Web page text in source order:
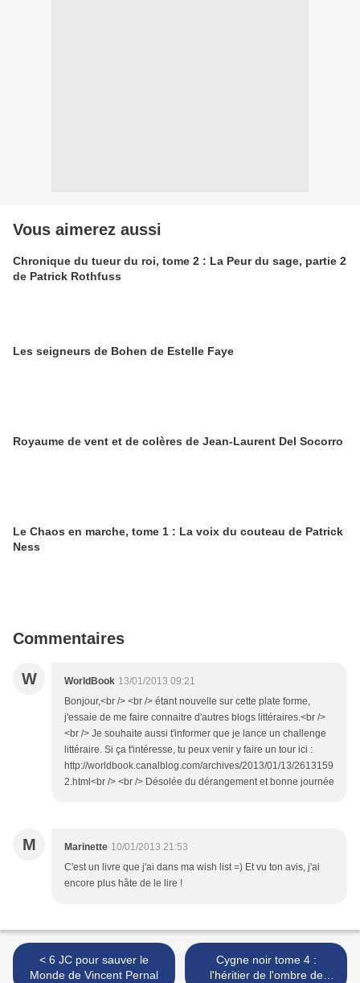
Vous aimerez aussi
Chronique du tueur du roi, tome 2 : La Peur du sage, partie 2
de Patrick Rothfuss
Les seigneurs de Bohen de Estelle Faye
Royaume de vent et de colères de Jean-Laurent Del Socorro
Le Chaos en marche, tome 1 : La voix du couteau de Patrick
Ness
Commentaires
W WorldBook 13/01/2013 09:21
Bonjour,<br /> <br /> étant nouvelle sur cette plate forme,
j'essaie de me faire connaitre d'autres blogs littéraires.<br />
<br /> Je souhaite aussi t'informer que je lance un challenge
littéraire. Si ça t'intéresse, tu peux venir y faire un tour ici :
http://worldbook.canalblog.com/archives/2013/01/13/2613159
2.html<br /> <br /> Désolée du dérangement et bonne journée
M Marinette 10/01/2013 21:53
C'est un livre que j'ai dans ma wish list =) Et vu ton avis, j'ai
encore plus hâte de le lire !
< 6 JC pour sauver le
Monde de Vincent Pernal
Cygne noir tome 4 :
l'héritier de l'ombre de